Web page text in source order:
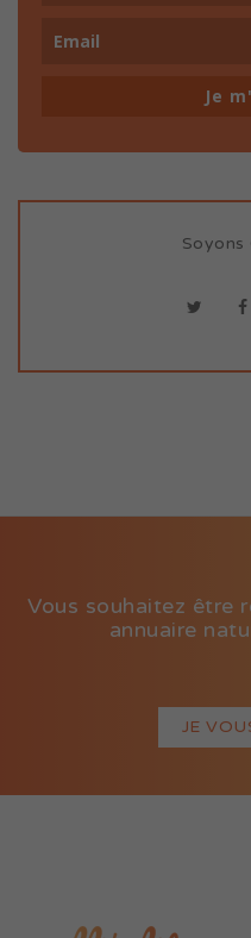
Je
Soyons
Vous souhaitez être
annuaire
JE